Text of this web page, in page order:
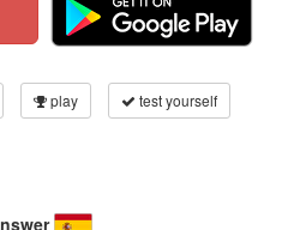
play test yourself